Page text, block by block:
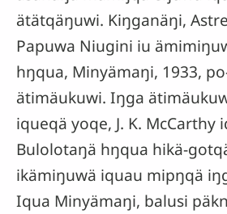
ätätqäŋuwi. Kiŋganäŋi,
Papuwa Niugini iu
hŋqua, Minyämaŋi, 1933,
ätimäukuwi. Iŋga
iqueqä yoqe, J. K. McCarthy
Bulolotaŋä hŋqua hikä-
ikämiŋuwä iquau mipŋqä
Iqua Minyämaŋi, balusi